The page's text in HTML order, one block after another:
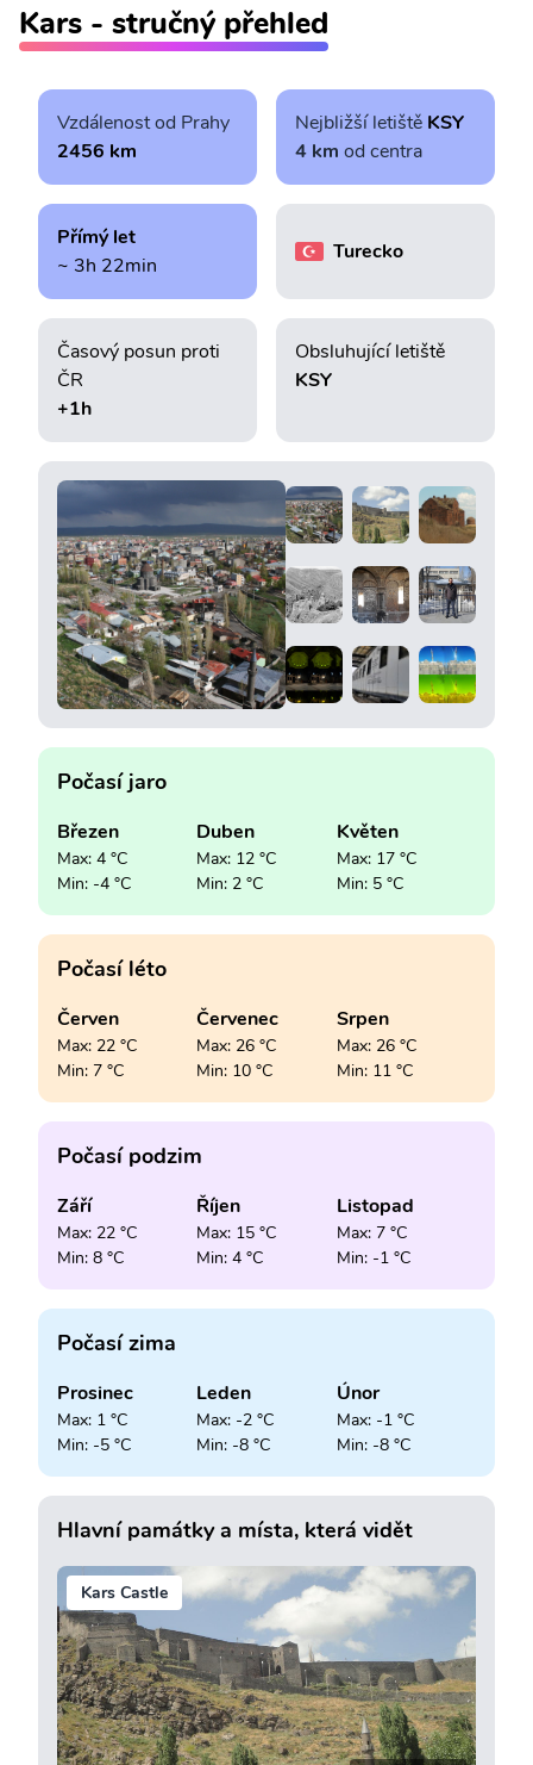
Kars - stručný přehled
Vzdálenost od Prahy
2456 km
Nejbližší letiště KSY
4 km od centra
Přímý let
~ 3h 22min
Turecko
Časový posun proti
ČR
+1h
Obsluhující letiště
KSY
Počasí jaro
Březen
Max: 4 °C
Min: -4 °C
Duben
Max: 12 °C
Min: 2 °C
Květen
Max: 17 °C
Min: 5 °C
Počasí léto
Červen
Max: 22 °C
Min: 7 °C
Červenec
Max: 26 °C
Min: 10 °C
Srpen
Max: 26 °C
Min: 11 °C
Počasí podzim
Září
Max: 22 °C
Min: 8 °C
Říjen
Max: 15 °C
Min: 4 °C
Listopad
Max: 7 °C
Min: -1 °C
Počasí zima
Prosinec
Max: 1 °C
Min: -5 °C
Leden
Max: -2 °C
Min: -8 °C
Únor
Max: -1 °C
Min: -8 °C
Hlavní památky a místa, která vidět
Kars Castle